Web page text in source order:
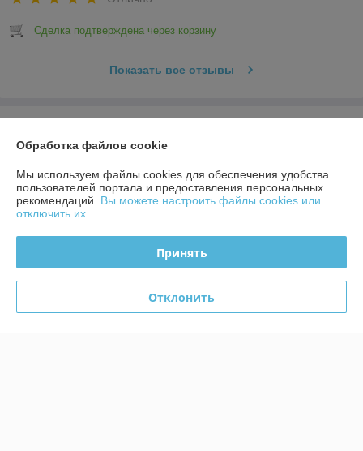
Сделка подтверждена через корзину
Показать все отзывы
Доставка и оплата
График работы
Политика обработки cookies
Обработка файлов cookie
Мы используем файлы cookies для обеспечения удобства
пользователей портала и предоставления персональных
рекомендаций. Вы можете настроить файлы cookies или
отключить их.
Принять
Отклонить